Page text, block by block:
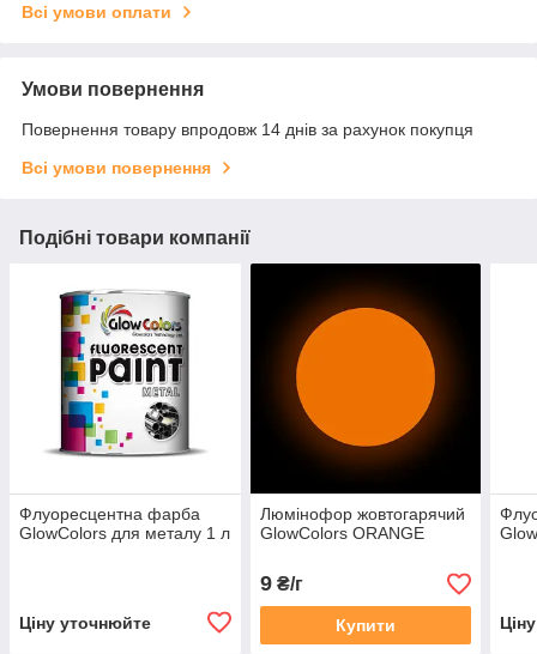
Всі умови оплати
Умови повернення
Повернення товару впродовж 14 днів за рахунок покупця
Всі умови повернення
Подібні товари компанії
Флуоресцентна фарба
GlowColors для металу 1 л
Ціну уточнюйте
Люмінофор жовтогарячий
GlowColors ORANGE
9₴/г
Купити